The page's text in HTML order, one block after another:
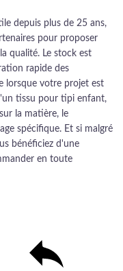
depuis plus de 25 ans,
pour proposer
qualité. Le stock est
rapide des
lorsque votre projet est
tissu pour tipi enfant,
la matière, le
spécifique. Et si malgré
bénéficiez d'une
en toute